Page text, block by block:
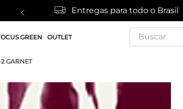
Entregas para todo o Brasil
GREEN OUTLET
Buscar
GARNET